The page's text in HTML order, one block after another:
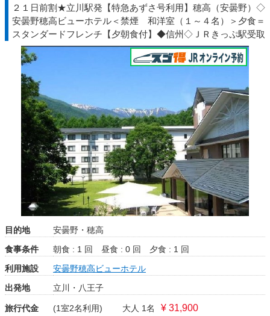
２１日前割★立川駅発【特急あずさ号利用】穂高（安曇野）◇
安曇野穂高ビューホテル＜禁煙 和洋室（１～４名）＞夕食＝
スタンダードフレンチ【夕朝食付】◆信州◇ＪＲきっぷ駅受取
目的地
安曇野・穂高
食事条件
朝食 : 1 回 昼食 : 0 回
夕食 : 1 回
利用施設
安曇野穂高ビューホテル
出発地
立川・八王子
旅行代金 (1室2名利用) 大人 1名 ¥ 31,900